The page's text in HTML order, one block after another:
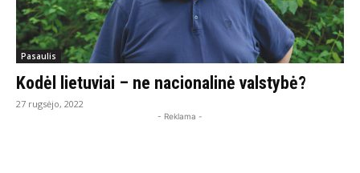
Pasaulis
Kodėl lietuviai – ne nacionalinė valstybė?
27 rugsėjo, 2022
- Reklama -